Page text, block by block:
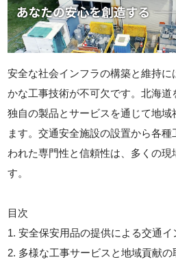
安全な社会インフラの構築と維持
かな工事技術が不可欠です。北海道
独自の製品とサービスを通じて地
ます。交通安全施設の設置から各
われた専門性と信頼性は、多くの現
す。
目次
1. 安全保安用品の提供による交通
2. 多様な工事サービスと地域貢献の